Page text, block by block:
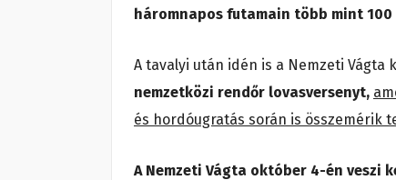
háromnapos futamain több mint
A tavalyi után idén is a Nemzeti
nemzetközi rendőr lovasversenyt,
és hordóugratás során is összemérik
A Nemzeti Vágta október 4-én veszi